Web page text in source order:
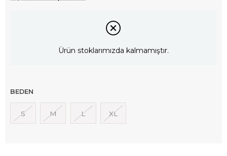
Ürün stoklarımızda kalmamıştır.
BEDEN
S M L XL